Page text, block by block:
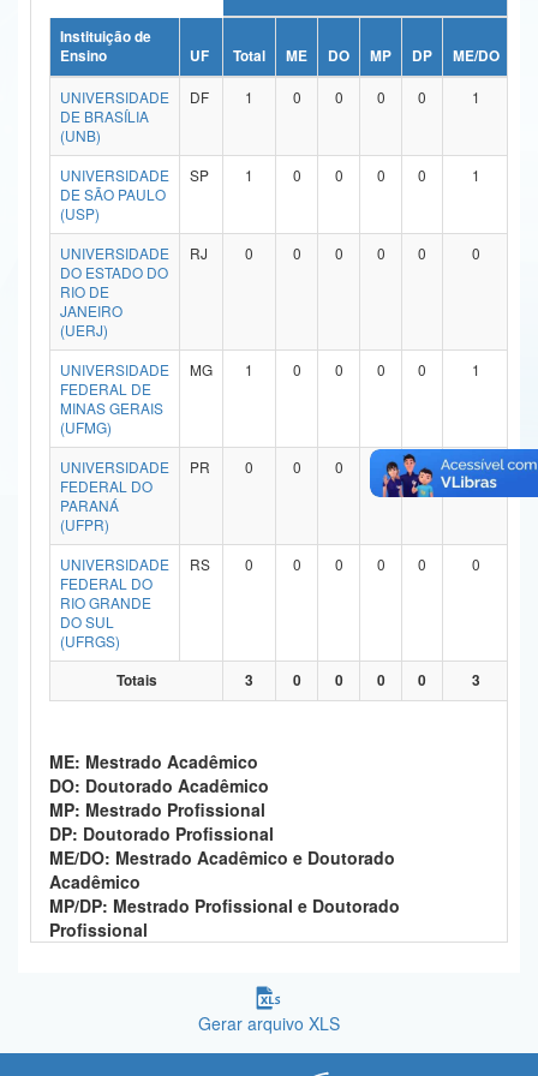
Ministério da Ciência, Tecnologia, Inovações e Comunicações
Ministério do Meio Ambiente
Ministério do Turismo
Ministério do Desenvolvimento Regional
Controladoria-Geral da União
Ministério da Mulher, da Família e dos Direitos Humanos
Secretaria-Geral
Secretaria de Governo
Gabinete de Segurança Institucional
Advocacia-Geral da União
Banco Central do Brasil
Instituição de
Ensino
UF Total ME DO MP DP ME/DO
UNIVERSIDADE
DE BRASÍLIA
(UNB)
DF 1 0 0 0 0 1
UNIVERSIDADE
DE SÃO PAULO
(USP)
SP 1 0 0 0 0 1
UNIVERSIDADE
DO ESTADO DO
RIO DE
JANEIRO
(UERJ)
RJ 0 0 0 0 0 0
UNIVERSIDADE
FEDERAL DE
MINAS GERAIS
(UFMG)
MG 1 0 0 0 0 1
UNIVERSIDADE
FEDERAL DO
PARANÁ
(UFPR)
PR 0 0 0 0 0
UNIVERSIDADE
FEDERAL DO
RIO GRANDE
DO SUL
(UFRGS)
RS 0 0 0 0 0 0
Totais 3 0 0 0 0 3
ME: Mestrado Acadêmico
DO: Doutorado Acadêmico
MP: Mestrado Profissional
DP: Doutorado Profissional
ME/DO: Mestrado Acadêmico e Doutorado
Acadêmico
MP/DP: Mestrado Profissional e Doutorado
Profissional
Gerar arquivo XLS